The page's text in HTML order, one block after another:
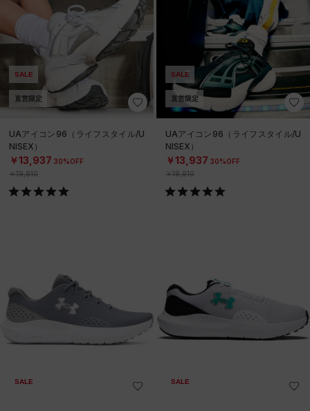
SALE
直営限定
UAアイコン96（ライフスタイル/U
NISEX）
￥13,937 30%OFF
￥19,910
SALE
直営限定
UAアイコン96（ライフスタイル/U
NISEX）
￥13,937 30%OFF
￥19,910
SALE SALE